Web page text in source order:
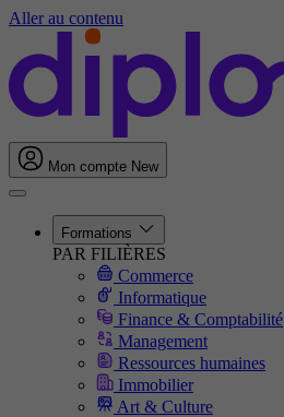
Aller au contenu
Mon compte New
Formations
PAR FILIÈRES
Commerce
Informatique
Finance & Comptabilité
Management
Ressources humaines
Immobilier
Art & Culture